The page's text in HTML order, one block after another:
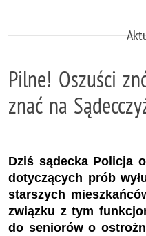
Pilne! Oszuści
znać na
Dziś sądecka Policja
dotyczących prób
starszych
związku z tym
do seniorów o